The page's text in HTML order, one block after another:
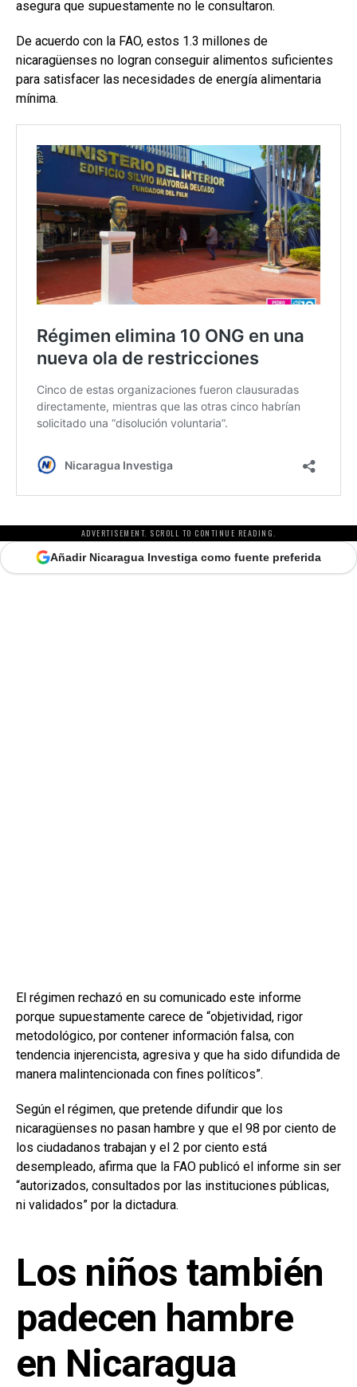
asegura que supuestamente no le consultaron.
De acuerdo con la FAO, estos 1.3 millones de
nicaragüenses no logran conseguir alimentos suficientes
para satisfacer las necesidades de energía alimentaria
mínima.
ADVERTISEMENT. SCROLL TO CONTINUE READING.
Añadir Nicaragua Investiga como fuente preferida
El régimen rechazó en su comunicado este informe
porque supuestamente carece de “objetividad, rigor
metodológico, por contener información falsa, con
tendencia injerencista, agresiva y que ha sido difundida de
manera malintencionada con fines políticos”.
Según el régimen, que pretende difundir que los
nicaragüenses no pasan hambre y que el 98 por ciento de
los ciudadanos trabajan y el 2 por ciento está
desempleado, afirma que la FAO publicó el informe sin ser
“autorizados, consultados por las instituciones públicas,
ni validados” por la dictadura.
Los niños también
padecen hambre
en Nicaragua